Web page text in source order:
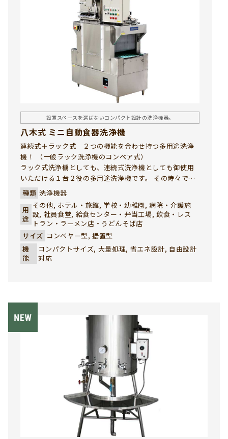
設置スペースを選ばないコンパクト設計の洗浄機器。
八木式 ミニ自動食器洗浄機
連続式＋ラック式 ２つの機能を合わせ持つ多用途洗浄
機！ （一般ラック洗浄機のコンベア式）
ラック式洗浄機としても、連続式洗浄機としても御使用
いただける１台２役の多用途洗浄機です。 その時々で、
最適の洗浄方法を選択して効率的な洗浄作業が行えま
す。
種類 洗浄機器
用
途
その他, ホテル・旅館, 学校・幼稚園, 病院・介護施
設, 社員食堂, 給食センター・弁当工場, 飲食・レス
トラン・ラーメン店・うどんそば店
サイズ コンベヤー型, 据置型
機
能
コンパクトサイズ, 大量処理, 省エネ設計, 自由設計
対応